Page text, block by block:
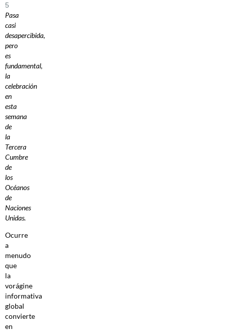
5
Pasa
casi
desapercibida,
pero
es
fundamental,
la
celebración
en
esta
semana
de
la
Tercera
Cumbre
de
los
Océanos
de
Naciones
Unidas.
Ocurre
a
menudo
que
la
vorágine
informativa
global
convierte
en